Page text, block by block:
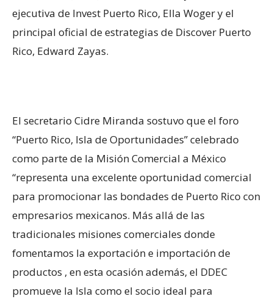
ejecutiva de Invest Puerto Rico, Ella Woger y el
principal oficial de estrategias de Discover Puerto
Rico, Edward Zayas.
El secretario Cidre Miranda sostuvo que el foro
“Puerto Rico, Isla de Oportunidades” celebrado
como parte de la Misión Comercial a México
“representa una excelente oportunidad comercial
para promocionar las bondades de Puerto Rico con
empresarios mexicanos. Más allá de las
tradicionales misiones comerciales donde
fomentamos la exportación e importación de
productos , en esta ocasión además, el DDEC
promueve la Isla como el socio ideal para